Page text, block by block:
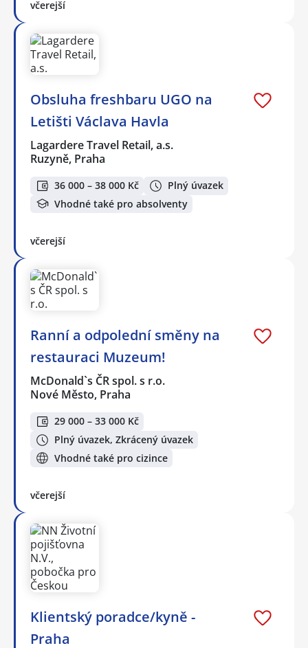
včerejší
Obsluha freshbaru UGO na
Letišti Václava Havla
Lagardere Travel Retail, a.s.
Ruzyně, Praha
36 000 – 38 000 Kč
Plný úvazek
Vhodné také pro absolventy
včerejší
Ranní a odpolední směny na
restauraci Muzeum!
McDonald`s ČR spol. s r.o.
Nové Město, Praha
29 000 – 33 000 Kč
Plný úvazek, Zkrácený úvazek
Vhodné také pro cizince
včerejší
Klientský poradce/kyně -
Praha